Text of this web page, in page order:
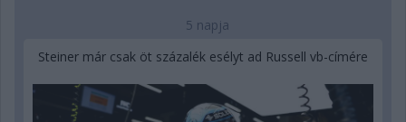
5 napja
Steiner már csak öt százalék esélyt ad Russell vb-címére